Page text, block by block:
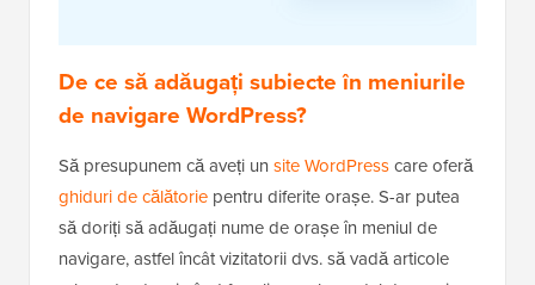
De ce să adăugați subiecte în meniurile
de navigare WordPress?
Să presupunem că aveți un site WordPresscare oferă
ghiduri de călătorie pentru diferite orașe. S-ar putea
să doriți să adăugați nume de orașe în meniul de
navigare, astfel încât vizitatorii dvs. să vadă articole